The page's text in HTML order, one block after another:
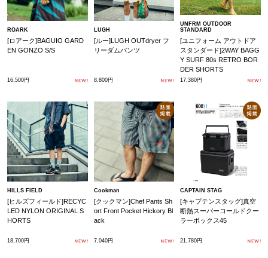
ROARK
[ロアーク]BAGUIO GARD
EN GONZO S/S
16,500円
LUGH
[ルー]LUGH OUTdryer フ
リーダムパンツ
8,800円
UNFRM OUTDOOR
STANDARD
[ユニフォーム アウトドア
スタンダード]2WAY BAGG
Y SURF 80s RETRO BOR
DER SHORTS
17,380円
HILLS FIELD
[ヒルズフィールド]RECYC
LED NYLON ORIGINAL S
HORTS
18,700円
Cookman
[クックマン]Chef Pants Sh
ort Front Pocket Hickory Bl
ack
7,040円
CAPTAIN STAG
[キャプテンスタッグ]真空
断熱スーパーコールドクー
ラーボックス45
21,780円